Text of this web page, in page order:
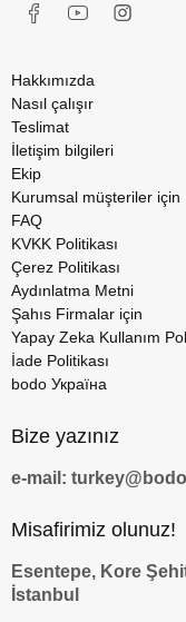
Hakkımızda
Nasıl çalışır
Teslimat
İletişim bilgileri
Ekip
Kurumsal müşteriler için
FAQ
KVKK Politikası
Çerez Politikası
Aydınlatma Metni
Şahıs Firmalar için
Yapay Zeka Kullanım
İade Politikası
bodo Україна
Bize yazınız
e-mail:
Misafirimiz olunuz!
Esentepe, Kore
İstanbul